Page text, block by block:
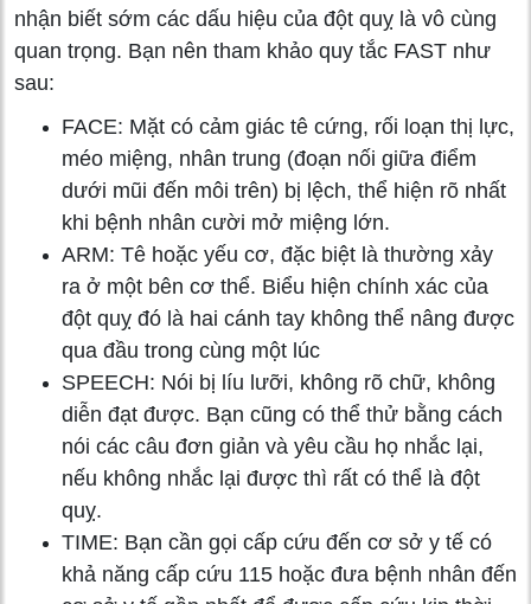
nhận biết sớm các dấu hiệu của đột quỵ là vô cùng
quan trọng. Bạn nên tham khảo quy tắc FAST như
sau:
FACE: Mặt có cảm giác tê cứng, rối loạn thị lực,
méo miệng, nhân trung (đoạn nối giữa điểm
dưới mũi đến môi trên) bị lệch, thể hiện rõ nhất
khi bệnh nhân cười mở miệng lớn.
ARM: Tê hoặc yếu cơ, đặc biệt là thường xảy
ra ở một bên cơ thể. Biểu hiện chính xác của
đột quỵ đó là hai cánh tay không thể nâng được
qua đầu trong cùng một lúc
SPEECH: Nói bị líu lưỡi, không rõ chữ, không
diễn đạt được. Bạn cũng có thể thử bằng cách
nói các câu đơn giản và yêu cầu họ nhắc lại,
nếu không nhắc lại được thì rất có thể là đột
quỵ.
TIME: Bạn cần gọi cấp cứu đến cơ sở y tế có
khả năng cấp cứu 115 hoặc đưa bệnh nhân đến